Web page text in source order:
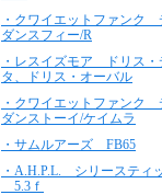
・クワイエットファンク
ダンスフィー/R
・レスイズモア ドリス・
タ、ドリス・オーバル
・クワイエットファンク
ダンストーイ/ケイムラ
・サムルアーズ FB65
・A.H.P.L. シリースティ
5.3ｆ